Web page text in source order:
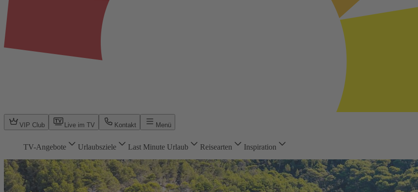
VIP Club Live im TV Kontakt Menü
TV-Angebote Urlaubsziele Last Minute Urlaub Reisearten Inspiration